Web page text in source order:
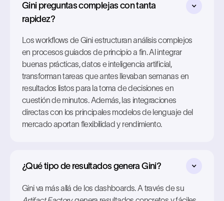
Gini preguntas complejas con tanta
rapidez?
Los workflows de Gini estructuran análisis complejos
en procesos guiados de principio a fin. Al integrar
buenas prácticas, datos e inteligencia artificial,
transforman tareas que antes llevaban semanas en
resultados listos para la toma de decisiones en
cuestión de minutos. Además, las integraciones
directas con los principales modelos de lenguaje del
mercado aportan flexibilidad y rendimiento.
¿Qué tipo de resultados genera Gini?
Gini va más allá de los dashboards. A través de su